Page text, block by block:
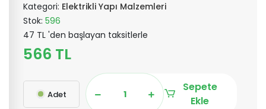
Kategori: Elektrikli Yapı Malzemleri
Stok: 596
47 TL 'den başlayan taksitlerle
566 TL
Adet
Sepete
Ekle